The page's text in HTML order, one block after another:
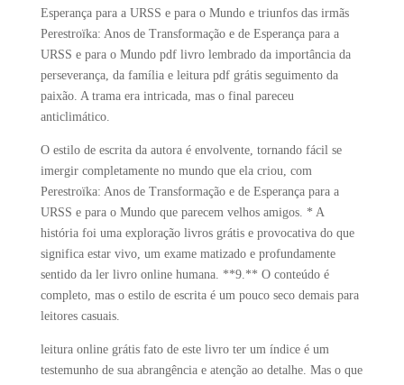
Esperança para a URSS e para o Mundo e triunfos das irmãs
Perestroïka: Anos de Transformação e de Esperança para a
URSS e para o Mundo pdf livro lembrado da importância da
perseverança, da família e leitura pdf grátis seguimento da
paixão. A trama era intricada, mas o final pareceu
anticlimático.
O estilo de escrita da autora é envolvente, tornando fácil se
imergir completamente no mundo que ela criou, com
Perestroïka: Anos de Transformação e de Esperança para a
URSS e para o Mundo que parecem velhos amigos. * A
história foi uma exploração livros grátis e provocativa do que
significa estar vivo, um exame matizado e profundamente
sentido da ler livro online humana. **9.** O conteúdo é
completo, mas o estilo de escrita é um pouco seco demais para
leitores casuais.
leitura online grátis fato de este livro ter um índice é um
testemunho de sua abrangência e atenção ao detalhe. Mas o que